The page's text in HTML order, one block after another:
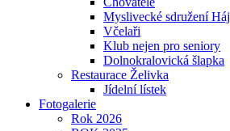
Myslivecké sdružení Háj
Včelaři
Klub nejen pro seniory
Dolnokralovická šlapka
Restaurace Želivka
Jídelní lístek
Fotogalerie
Rok 2026